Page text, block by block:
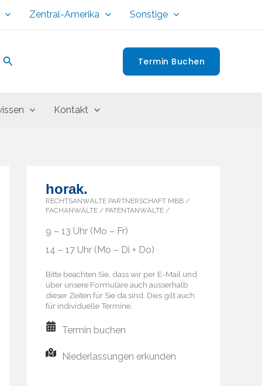
Zentral-Amerika Sonstige
Suchen Termin Buchen
Kontakt
horak.
RECHTSANWÄLTE PARTNERSCHAFT MBB /
FACHANWÄLTE / PATENTANWÄLTE /
9 – 13 Uhr (Mo – Fr)
14 – 17 Uhr (Mo – Di + Do)
Bitte beachten Sie, dass wir per E-Mail und
über unsere Formulare auch ausserhalb
dieser Zeiten für Sie da sind. Dies gilt auch
für individuelle Termine.
Termin buchen
Niederlassungen erkunden